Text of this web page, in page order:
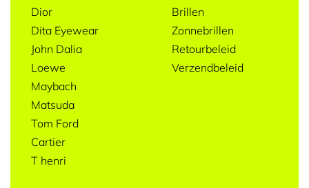
Dior
Dita Eyewear
John Dalia
Loewe
Maybach
Matsuda
Tom Ford
Cartier
T henri
Brillen
Zonnebrillen
Retourbeleid
Verzendbeleid